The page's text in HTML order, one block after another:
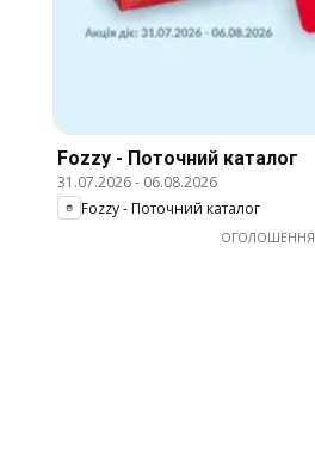
Fozzy - Поточний каталог
31.07.2026- 06.08.2026
Fozzy - Поточний каталог
ОГОЛОШЕННЯ